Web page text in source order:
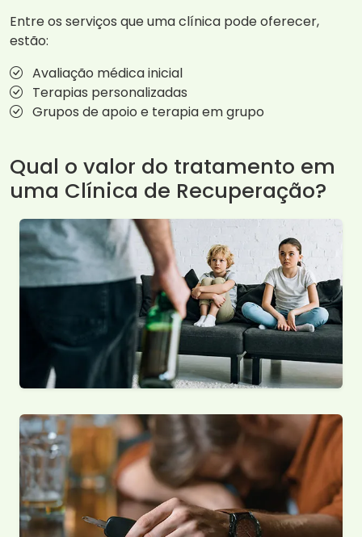
Entre os serviços que uma clínica pode oferecer,
estão:
Avaliação médica inicial
Terapias personalizadas
Grupos de apoio e terapia em grupo
Qual o valor do tratamento em
uma Clínica de Recuperação?